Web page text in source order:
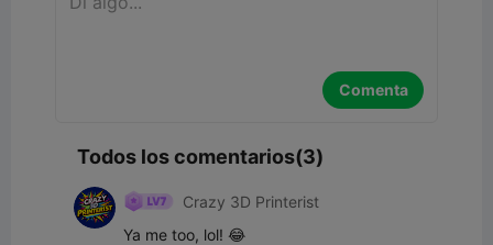
Comenta
Todos los comentarios(3)
Crazy 3D Printerist
Ya me too, lol! 😂